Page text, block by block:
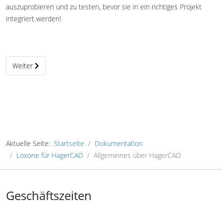
auszuprobieren und zu testen, bevor sie in ein richtiges Projekt
integriert werden!
Nächster Beitrag: Importieren eigener Symbole
Weiter
Aktuelle Seite: Startseite
Dokumentation
Loxone für HagerCAD
Allgemeines über HagerCAD
Geschäftszeiten